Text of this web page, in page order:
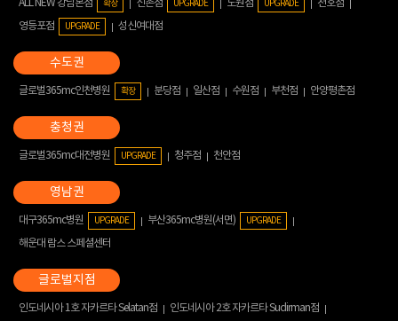
ALL NEW 강남본점 확장 신촌점 UPGRADE 노원점 UPGRADE
천호점
영등포점
UPGRADE 성신여대점
글로벌365mc인천병원 확장 분당점 일산점 수원점 부천점 안양평촌점
글로벌365mc대전병원 UPGRADE 청주점 천안점
대구365mc병원 UPGRADE 부산365mc병원(서면) UPGRADE
해운대 람스 스페셜센터
인도네시아 1호 자카르타 Selatan점
인도네시아 2호 자카르타 Sudirman점